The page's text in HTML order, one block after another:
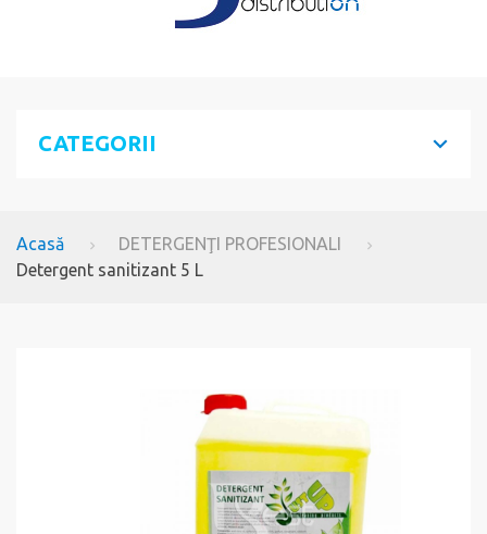
CATEGORII
Acasă
DETERGENŢI PROFESIONALI
Detergent sanitizant 5 L